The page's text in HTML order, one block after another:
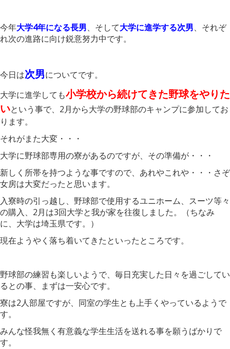
今年大学4年になる長男、そして大学に進学する次男、それぞ
れ次の進路に向け鋭意努力中です。
今日は次男についてです。
大学に進学しても小学校から続けてきた野球をやりた
いという事で、2月から大学の野球部のキャンプに参加してお
ります。
それがまた大変・・・
大学に野球部専用の寮があるのですが、その準備が・・・
新しく所帯を持つような事ですので、あれやこれや・・・さぞ
女房は大変だったと思います。
入寮時の引っ越し、野球部で使用するユニホーム、スーツ等々
の購入、2月は3回大学と我が家を往復しました。（ちなみ
に、大学は埼玉県です。）
現在ようやく落ち着いてきたといったところです。
野球部の練習も楽しいようで、毎日充実した日々を過ごしてい
るとの事、まずは一安心です。
寮は2人部屋ですが、同室の学生とも上手くやっているようで
す。
みんな怪我無く有意義な学生生活を送れる事を願うばかりで
す。